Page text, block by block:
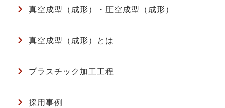
真空成型（成形）・圧空成型（成形）
真空成型（成形）とは
プラスチック加工工程
採用事例